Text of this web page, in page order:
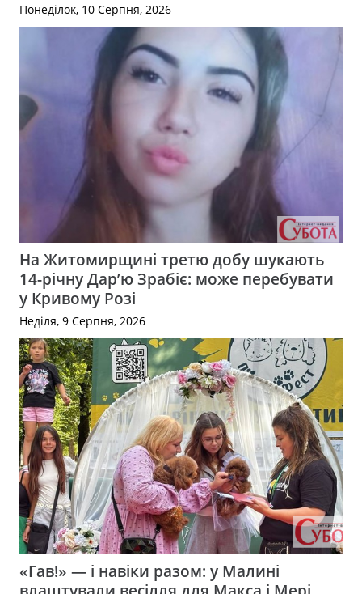
Понеділок, 10 Серпня, 2026
На Житомирщині третю добу шукають
14-річну Дар’ю Зрабіє: може перебувати
у Кривому Розі
Неділя, 9 Серпня, 2026
«Гав!» — і навіки разом: у Малині